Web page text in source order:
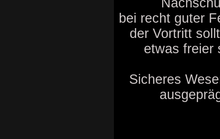
bei recht guter
der Vortritt
etwas freier
Sicheres